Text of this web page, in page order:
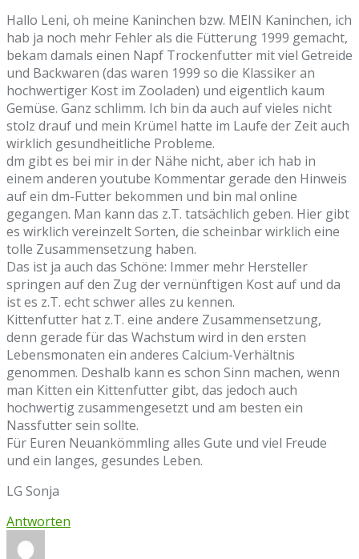
Hallo Leni, oh meine Kaninchen bzw. MEIN Kaninchen, ich
hab ja noch mehr Fehler als die Fütterung 1999 gemacht,
bekam damals einen Napf Trockenfutter mit viel Getreide
und Backwaren (das waren 1999 so die Klassiker an
hochwertiger Kost im Zooladen) und eigentlich kaum
Gemüse. Ganz schlimm. Ich bin da auch auf vieles nicht
stolz drauf und mein Krümel hatte im Laufe der Zeit auch
wirklich gesundheitliche Probleme.
dm gibt es bei mir in der Nähe nicht, aber ich hab in
einem anderen youtube Kommentar gerade den Hinweis
auf ein dm-Futter bekommen und bin mal online
gegangen. Man kann das z.T. tatsächlich geben. Hier gibt
es wirklich vereinzelt Sorten, die scheinbar wirklich eine
tolle Zusammensetzung haben.
Das ist ja auch das Schöne: Immer mehr Hersteller
springen auf den Zug der vernünftigen Kost auf und da
ist es z.T. echt schwer alles zu kennen.
Kittenfutter hat z.T. eine andere Zusammensetzung,
denn gerade für das Wachstum wird in den ersten
Lebensmonaten ein anderes Calcium-Verhältnis
genommen. Deshalb kann es schon Sinn machen, wenn
man Kitten ein Kittenfutter gibt, das jedoch auch
hochwertig zusammengesetzt und am besten ein
Nassfutter sein sollte.
Für Euren Neuankömmling alles Gute und viel Freude
und ein langes, gesundes Leben.
LG Sonja
Antworten